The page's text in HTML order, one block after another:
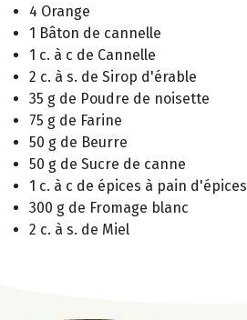
4 Orange
1 Bâton de cannelle
1 c. à c de Cannelle
2 c. à s. de Sirop d'érable
35 g de Poudre de noisette
75 g de Farine
50 g de Beurre
50 g de Sucre de canne
1 c. à c de épices à pain d'épices
300 g de Fromage blanc
2 c. à s. de Miel